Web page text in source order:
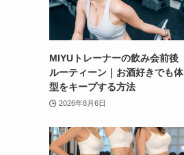
MIYUトレーナーの飲み会前後
ルーティーン｜お酒好きでも体
型をキープする方法
2026年8月6日